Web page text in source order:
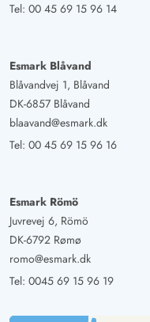
Tel: 00 45 69 15 96 14
Esmark Blåvand
Blåvandvej 1, Blåvand
DK-6857 Blåvand
blaavand@esmark.dk
Tel: 00 45 69 15 96 16
Esmark Römö
Juvrevej 6, Römö
DK-6792 Rømø
romo@esmark.dk
Tel: 0045 69 15 96 19